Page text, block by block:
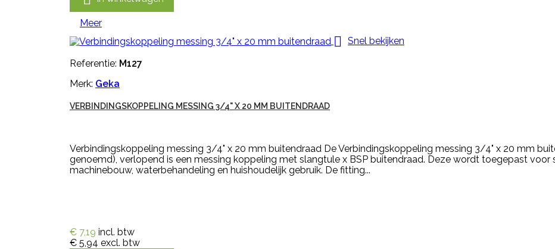
Meer
 Snel bekijken
Referentie: M127
Merk: Geka
VERBINDINGSKOPPELING MESSING 3/4" X 20 MM BUITENDRAAD
Verbindingskoppeling messing 3/4" x 20 mm buitendraad De Verbindingskoppeling messing 3/4" x 20 mm
genoemd), verlopend is een messing koppeling met slangtule x BSP buitendraad. Deze wordt toegepast voor
machinebouw, waterbehandeling en huishoudelijk gebruik. De fitting...
€ 7,19 incl. btw
€ 5,94 excl. btw